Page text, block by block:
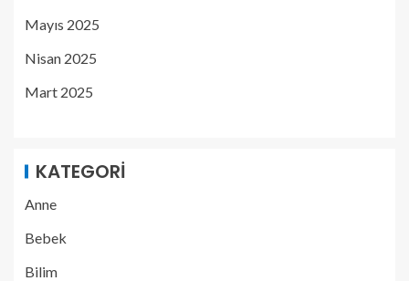
Mayıs 2025
Nisan 2025
Mart 2025
KATEGORI
Anne
Bebek
Bilim